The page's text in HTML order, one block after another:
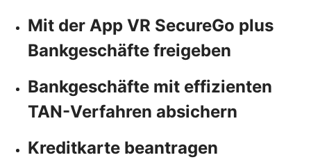
Mit der App VR SecureGo plus
Bankgeschäfte freigeben
Bankgeschäfte mit effizienten
TAN-Verfahren absichern
Kreditkarte beantragen